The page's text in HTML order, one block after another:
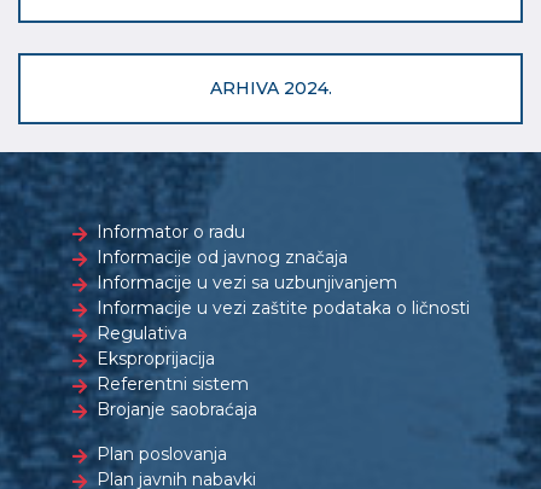
ARHIVA 2024.
Informator o radu
Informacije od javnog značaja
Informacije u vezi sa uzbunjivanjem
Informacije u vezi zaštite podataka o ličnosti
Regulativa
Eksproprijacija
Referentni sistem
Brojanje saobraćaja
Plan poslovanja
Plan javnih nabavki